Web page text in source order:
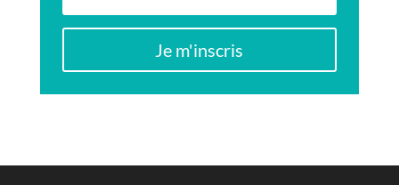
Je m'inscris